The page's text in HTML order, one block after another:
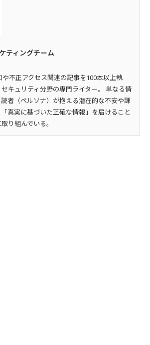
ティングチーム
や不正アクセス関連の記事を100本以上執
キュリティ分野の専門ライター。 単なる情
者（ペルソナ）が抱える潜在的な不安や課
真実に基づいた正確な情報」を届けること
り組んでいる。